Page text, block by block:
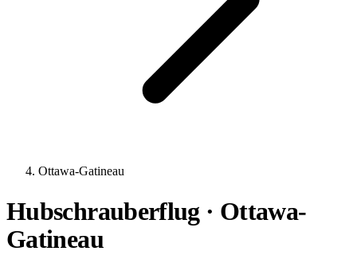
Ottawa-Gatineau
Hubschrauberflug · Ottawa-
Gatineau